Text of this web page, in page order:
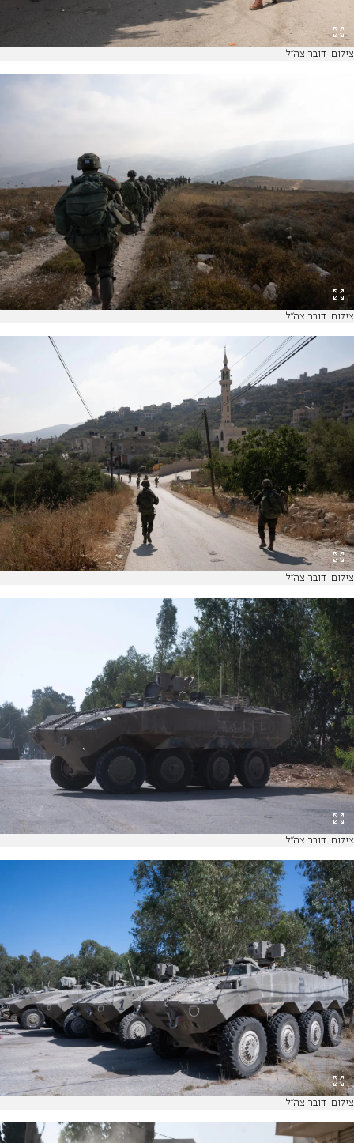
צילום: דובר צה"ל
צילום: דובר צה"ל
צילום: דובר צה"ל
צילום: דובר צה"ל
צילום: דובר צה"ל